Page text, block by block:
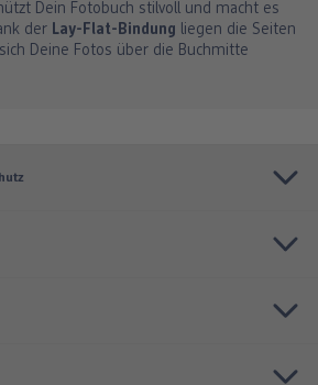
Dein Fotobuch stilvoll und macht es
der Lay-Flat-Bindung liegen die Seiten
Deine Fotos über die Buchmitte